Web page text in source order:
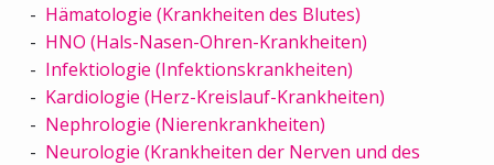
Hämatologie (Krankheiten des Blutes)
HNO (Hals-Nasen-Ohren-Krankheiten)
Infektiologie (Infektionskrankheiten)
Kardiologie (Herz-Kreislauf-Krankheiten)
Nephrologie (Nierenkrankheiten)
Neurologie (Krankheiten der Nerven und des